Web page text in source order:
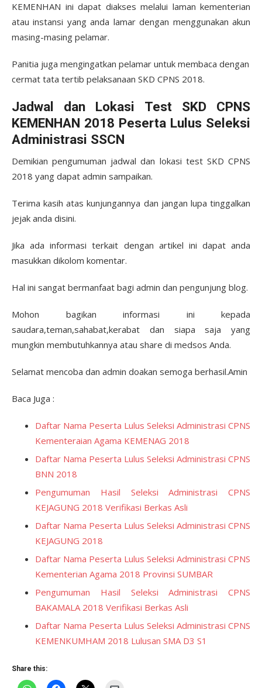
KEMENHAN ini dapat diakses melalui laman kementerian
atau instansi yang anda lamar dengan menggunakan akun
masing-masing pelamar.
Panitia juga mengingatkan pelamar untuk membaca dengan
cermat tata tertib pelaksanaan SKD CPNS 2018.
Jadwal dan Lokasi Test SKD CPNS
KEMENHAN 2018 Peserta Lulus Seleksi
Administrasi SSCN
Demikian pengumuman jadwal dan lokasi test SKD CPNS
2018 yang dapat admin sampaikan.
Terima kasih atas kunjungannya dan jangan lupa tinggalkan
jejak anda disini.
Jika ada informasi terkait dengan artikel ini dapat anda
masukkan dikolom komentar.
Hal ini sangat bermanfaat bagi admin dan pengunjung blog.
Mohon bagikan informasi ini kepada
saudara,teman,sahabat,kerabat dan siapa saja yang
mungkin membutuhkannya atau share di medsos Anda.
Selamat mencoba dan admin doakan semoga berhasil.Amin
Baca Juga :
Daftar Nama Peserta Lulus Seleksi Administrasi CPNS
Kementeraian Agama KEMENAG 2018
Daftar Nama Peserta Lulus Seleksi Administrasi CPNS
BNN 2018
Pengumuman Hasil Seleksi Administrasi CPNS
KEJAGUNG 2018 Verifikasi Berkas Asli
Daftar Nama Peserta Lulus Seleksi Administrasi CPNS
KEJAGUNG 2018
Daftar Nama Peserta Lulus Seleksi Administrasi CPNS
Kementerian Agama 2018 Provinsi SUMBAR
Pengumuman Hasil Seleksi Administrasi CPNS
BAKAMALA 2018 Verifikasi Berkas Asli
Daftar Nama Peserta Lulus Seleksi Administrasi CPNS
KEMENKUMHAM 2018 Lulusan SMA D3 S1
Share this: